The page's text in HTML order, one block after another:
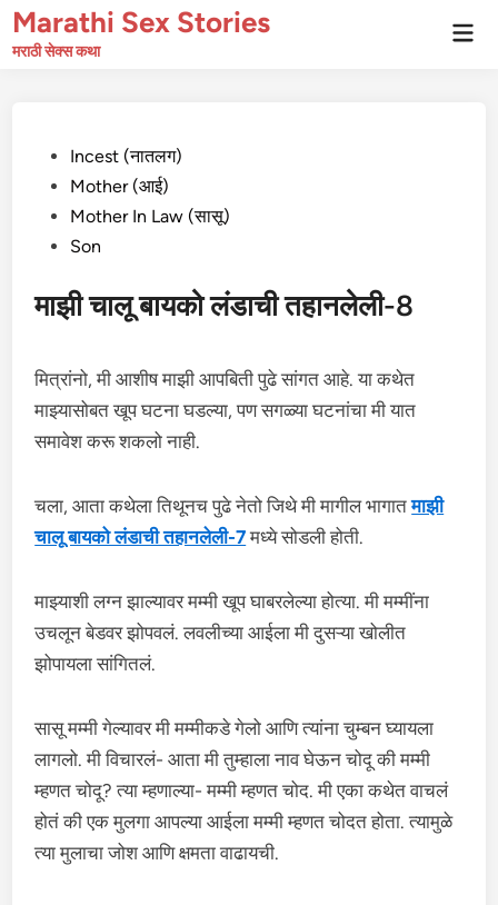
Skip
toMarathi Sex Stories
मराठी सेक्स कथा
PostedIncest (नातलग)
Mother (आई)
Mother In Law (सासू)
Son
माझी चालू बायको लंडाची तहानलेली-8
मित्रांनो, मी आशीष माझी आपबिती पुढे सांगत आहे. या कथेत
माझ्यासोबत खूप घटना घडल्या, पण सगळ्या घटनांचा मी यात
समावेश करू शकलो नाही.
चला, आता कथेला तिथूनच पुढे नेतो जिथे मी मागील भागातमाझी
चालू बायको लंडाची तहानलेली-7मध्ये सोडली होती.
माझ्याशी लग्न झाल्यावर मम्मी खूप घाबरलेल्या होत्या. मी मम्मींना
उचलून बेडवर झोपवलं. लवलीच्या आईला मी दुसऱ्या खोलीत
झोपायला सांगितलं.
सासू मम्मी गेल्यावर मी मम्मीकडे गेलो आणि त्यांना चुम्बन घ्यायला
लागलो. मी विचारलं- आता मी तुम्हाला नाव घेऊन चोदू की मम्मी
म्हणत चोदू? त्या म्हणाल्या- मम्मी म्हणत चोद. मी एका कथेत वाचलं
होतं की एक मुलगा आपल्या आईला मम्मी म्हणत चोदत होता. त्यामुळे
त्या मुलाचा जोश आणि क्षमता वाढायची.